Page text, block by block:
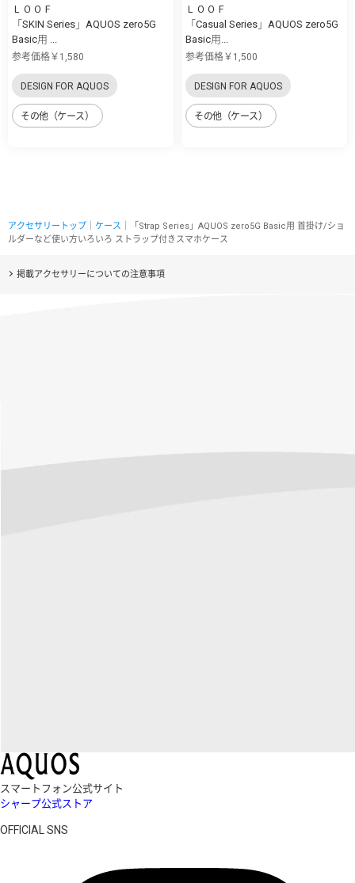
ＬＯＯＦ
「SKIN Series」AQUOS zero5G
Basic用 ...
参考価格￥1,580
DESIGN FOR AQUOS
その他（ケース）
ＬＯＯＦ
「Casual Series」AQUOS zero5G
Basic用...
参考価格￥1,500
DESIGN FOR AQUOS
その他（ケース）
アクセサリートップ ケース ｜「Strap Series」AQUOS zero5G Basic用 首掛け/ショ
ルダーなど使い方いろいろ ストラップ付きスマホケース
掲載アクセサリーについての注意事項
スマートフォン公式サイト
シャープ公式ストア
OFFICIAL SNS